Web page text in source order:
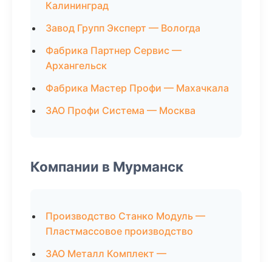
Калининград
Завод Групп Эксперт — Вологда
Фабрика Партнер Сервис —
Архангельск
Фабрика Мастер Профи — Махачкала
ЗАО Профи Система — Москва
Компании в Мурманск
Производство Станко Модуль —
Пластмассовое производство
ЗАО Металл Комплект —